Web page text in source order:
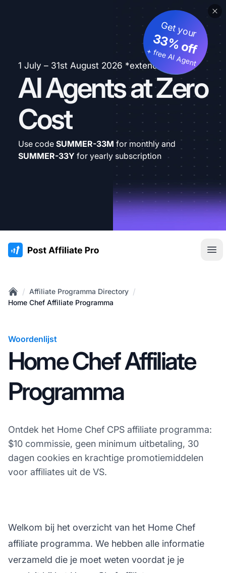
1 July – 31st August 2026 *extended
AI Agents at Zero
Cost
Get your
33% off
+ free AI Agent
Use code SUMMER-33M for monthly and
SUMMER-33Y for yearly subscription
:site.title
Home
/ Affiliate Programma Directory /
Home Chef Affiliate Programma
Woordenlijst
Home Chef Affiliate
Programma
Ontdek het Home Chef CPS affiliate programma:
$10 commissie, geen minimum uitbetaling, 30
dagen cookies en krachtige promotiemiddelen
voor affiliates uit de VS.
Welkom bij het overzicht van het Home Chef
affiliate programma. We hebben alle informatie
verzameld die je moet weten voordat je je